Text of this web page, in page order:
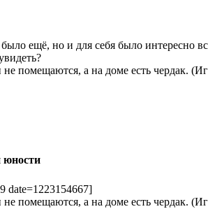
ещё, но и для себя было интересно
помещаются, а на доме есть чердак.
юности
date=1223154667]
помещаются, а на доме есть чердак.